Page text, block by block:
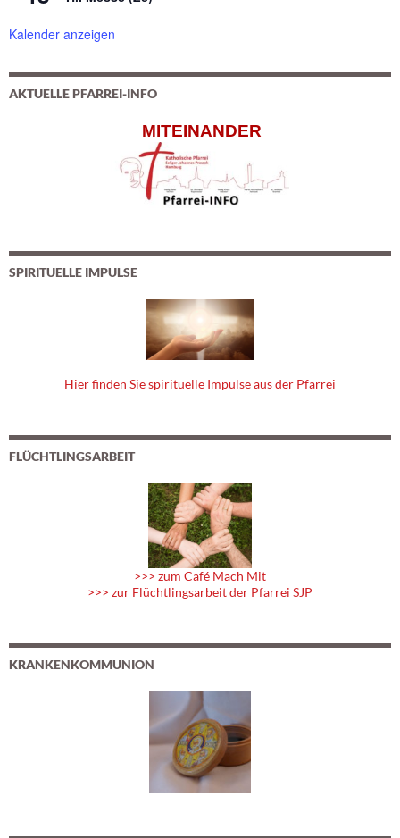
Kalender anzeigen
AKTUELLE PFARREI-INFO
MITEINANDER
SPIRITUELLE IMPULSE
Hier finden Sie spirituelle Impulse aus der Pfarrei
FLÜCHTLINGSARBEIT
>>> zum Café Mach Mit
>>> zur Flüchtlingsarbeit der Pfarrei SJP
KRANKENKOMMUNION